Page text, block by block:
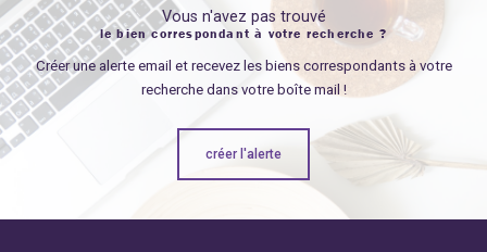
Vous n'avez pas trouvé
le bien correspondant à votre recherche ?
Créer une alerte email et recevez les biens correspondants à votre
recherche dans votre boîte mail !
créer l'alerte